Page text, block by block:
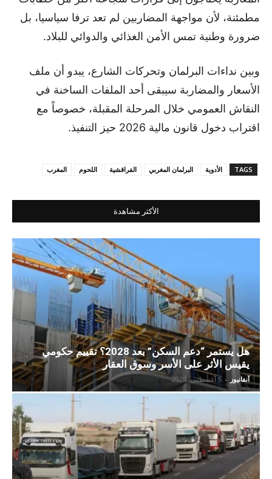
مطمئنة، لأن مواجهة المضاربين لم تعد ترفا سياسيا، بل
ضرورة وطنية تمس الأمن الغذائي والدوائي للبلاد.
وبين نداءات البرلمان وتحركات الشارع، يبدو أن ملف
الأسعار والمضاربة سيبقى أحد الملفات الساخنة في
النقاش العمومي خلال المرحلة المقبلة، خصوصاً مع
اقتراب دخول قانون مالية 2026 حيز التنفيذ.
TAGS الأدوية البرلمان المغربي الفراقشية اللحوم المغرب
الأكثر مشاهدة
هل يستمر “دعم السكن” بعد 2028؟ تقييم حكومي
يقيس الأثر على الأسر وسوق العقار
آنفانيوز - 5 أغسطس، 2026